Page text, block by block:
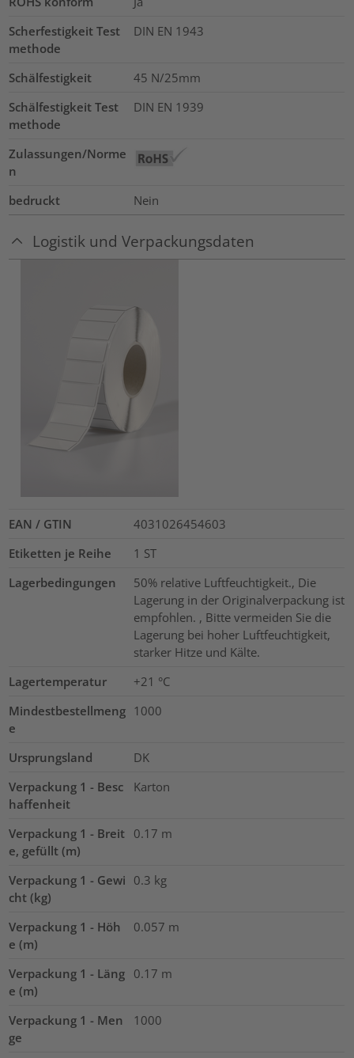
Scherfestigkeit Test
methode
DIN EN 1943
Schälfestigkeit
45 N/25mm
Schälfestigkeit Test
methode
DIN EN 1939
Zulassungen/Norme
n
bedruckt
Nein
Logistik und Verpackungsdaten
EAN / GTIN
4031026454603
Etiketten je Reihe
1 ST
Lagerbedingungen
50% relative Luftfeuchtigkeit., Die
Lagerung in der Originalverpackung ist
empfohlen. , Bitte vermeiden Sie die
Lagerung bei hoher Luftfeuchtigkeit,
starker Hitze und Kälte.
Lagertemperatur
+21 °C
Mindestbestellmeng
e
1000
Ursprungsland
DK
Verpackung 1 - Besc
haffenheit
Karton
Verpackung 1 - Breit
e, gefüllt (m)
0.17 m
Verpackung 1 - Gewi
cht (kg)
0.3 kg
Verpackung 1 - Höh
e (m)
0.057 m
Verpackung 1 - Läng
e (m)
0.17 m
Verpackung 1 - Men
ge
1000